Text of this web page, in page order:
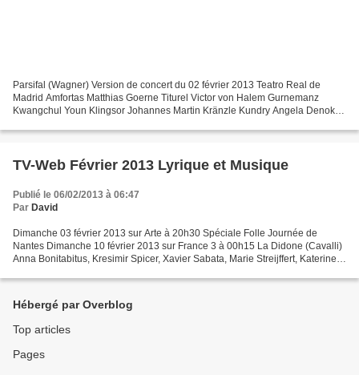
Parsifal (Wagner) Version de concert du 02 février 2013 Teatro Real de
Madrid Amfortas Matthias Goerne Titurel Victor von Halem Gurnemanz
Kwangchul Youn Klingsor Johannes Martin Kränzle Kundry Angela Denoke
TV-Web Février 2013 Lyrique et Musique
Publié le 06/02/2013 à 06:47
Par David
Dimanche 03 février 2013 sur Arte à 20h30 Spéciale Folle Journée de
Nantes Dimanche 10 février 2013 sur France 3 à 00h15 La Didone (Cavalli)
Anna Bonitabitus, Kresimir Spicer, Xavier Sabata, Marie Streijffert, Katerine
Hébergé par Overblog
Top articles
Pages